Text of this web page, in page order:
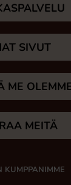
SIVUT
ME
MEITÄ
KUMPPANIMME